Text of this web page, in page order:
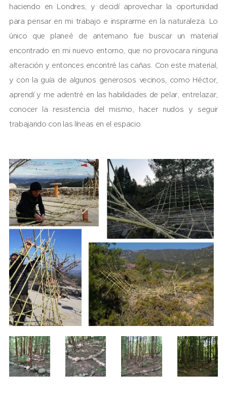
haciendo en Londres, y decidí aprovechar la oportunidad
para pensar en mi trabajo e inspirarme en la naturaleza. Lo
único que planeé de antemano fue buscar un material
encontrado en mi nuevo entorno, que no provocara ninguna
alteración y entonces encontré las cañas. Con este material,
y con la guía de algunos generosos vecinos, como Héctor,
aprendí y me adentré en las habilidades de pelar, entrelazar,
conocer la resistencia del mismo, hacer nudos y seguir
trabajando con las líneas en el espacio.